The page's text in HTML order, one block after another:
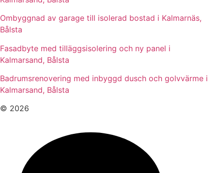
Ombyggnad av garage till isolerad bostad i Kalmarnäs,
Bålsta
Fasadbyte med tilläggsisolering och ny panel i
Kalmarsand, Bålsta
Badrumsrenovering med inbyggd dusch och golvvärme i
Kalmarsand, Bålsta
© 2026